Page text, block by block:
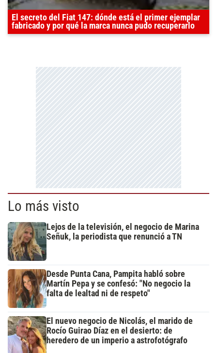
El secreto del Fiat 147: dónde está el primer ejemplar
fabricado y por qué la marca nunca pudo recuperarlo
Lo más visto
Lejos de la televisión, el negocio de Marina
Señuk, la periodista que renunció a TN
Desde Punta Cana, Pampita habló sobre
Martín Pepa y se confesó: "No negocio la
falta de lealtad ni de respeto"
El nuevo negocio de Nicolás, el marido de
Rocío Guirao Díaz en el desierto: de
heredero de un imperio a astrofotógrafo